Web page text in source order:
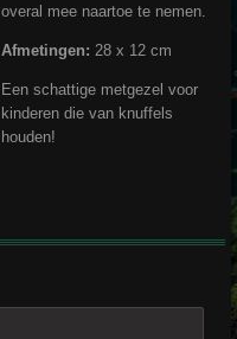
overal mee naartoe te nemen.
Afmetingen: 28 x 12 cm
Een schattige metgezel voor
kinderen die van knuffels
houden!